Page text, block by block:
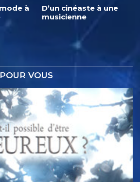
à
D’un cinéaste à une
musicienne
POUR VOUS